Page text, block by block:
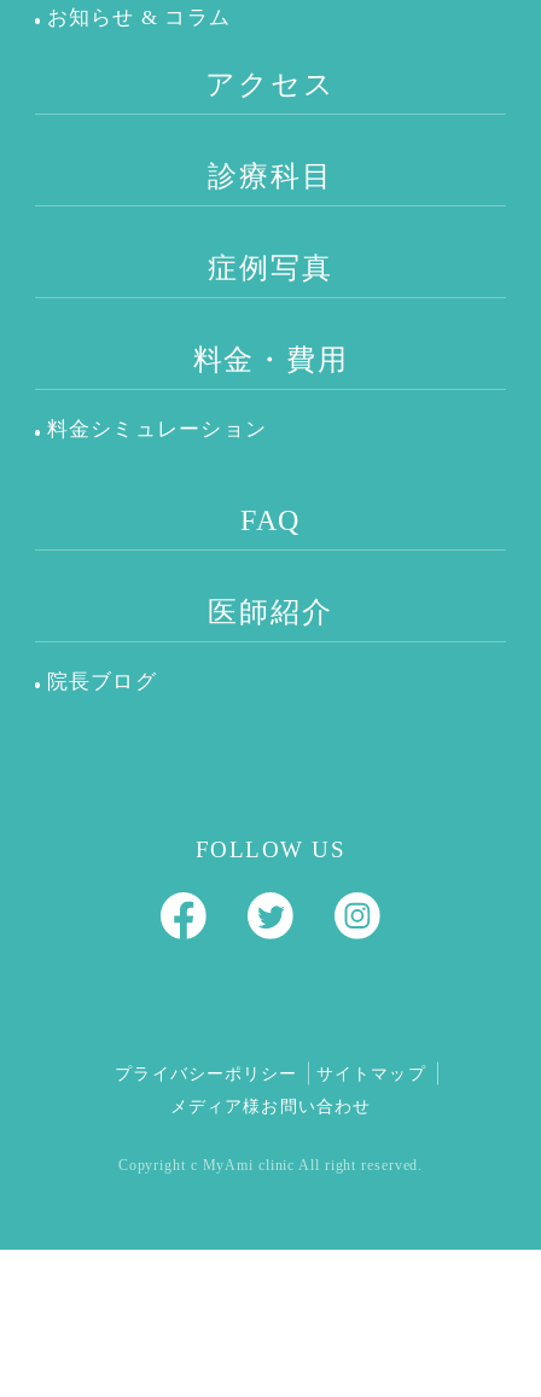
お知らせ & コラム
アクセス
診療科目
症例写真
料金・費用
料金シミュレーション
FAQ
医師紹介
院長ブログ
FOLLOW US
プライバシーポリシー
サイトマップ
メディア様お問い合わせ
Copyright c MyAmi clinic All right reserved.